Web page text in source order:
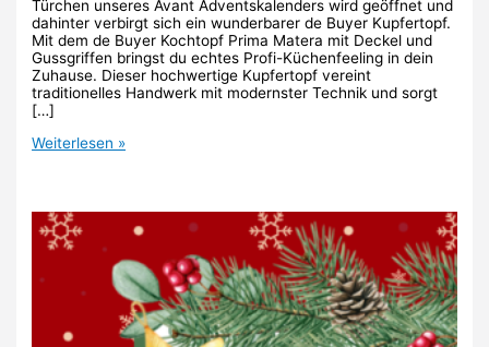
Türchen unseres Avant Adventskalenders wird geöffnet und
dahinter verbirgt sich ein wunderbarer de Buyer Kupfertopf.
Mit dem de Buyer Kochtopf Prima Matera mit Deckel und
Gussgriffen bringst du echtes Profi-Küchenfeeling in dein
Zuhause. Dieser hochwertige Kupfertopf vereint
traditionelles Handwerk mit modernster Technik und sorgt
[…]
30.
Kupfertopf
Weiterlesen »